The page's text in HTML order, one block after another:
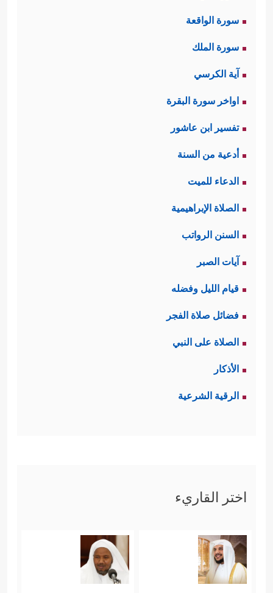
سورة الواقعة
سورة الملك
آية الكرسي
اواخر سورة البقرة
تفسير ابن عاشور
أدعية من السنة
الدعاء للميت
الصلاة الإبراهيمية
السنن الرواتب
آيات الصبر
قيام الليل وفضله
فضائل صلاة الفجر
الصلاة على النبي
الأذكار
الرقية الشرعية
اختر القاريء